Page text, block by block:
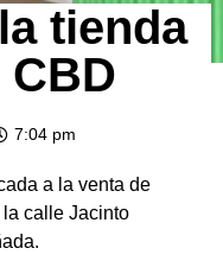
tienda
7:04 pm
a la venta de
calle Jacinto